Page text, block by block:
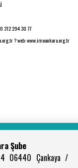
312 294 30 77
? web: www.imoankara.org.tr
Şube
06440 Çankaya /